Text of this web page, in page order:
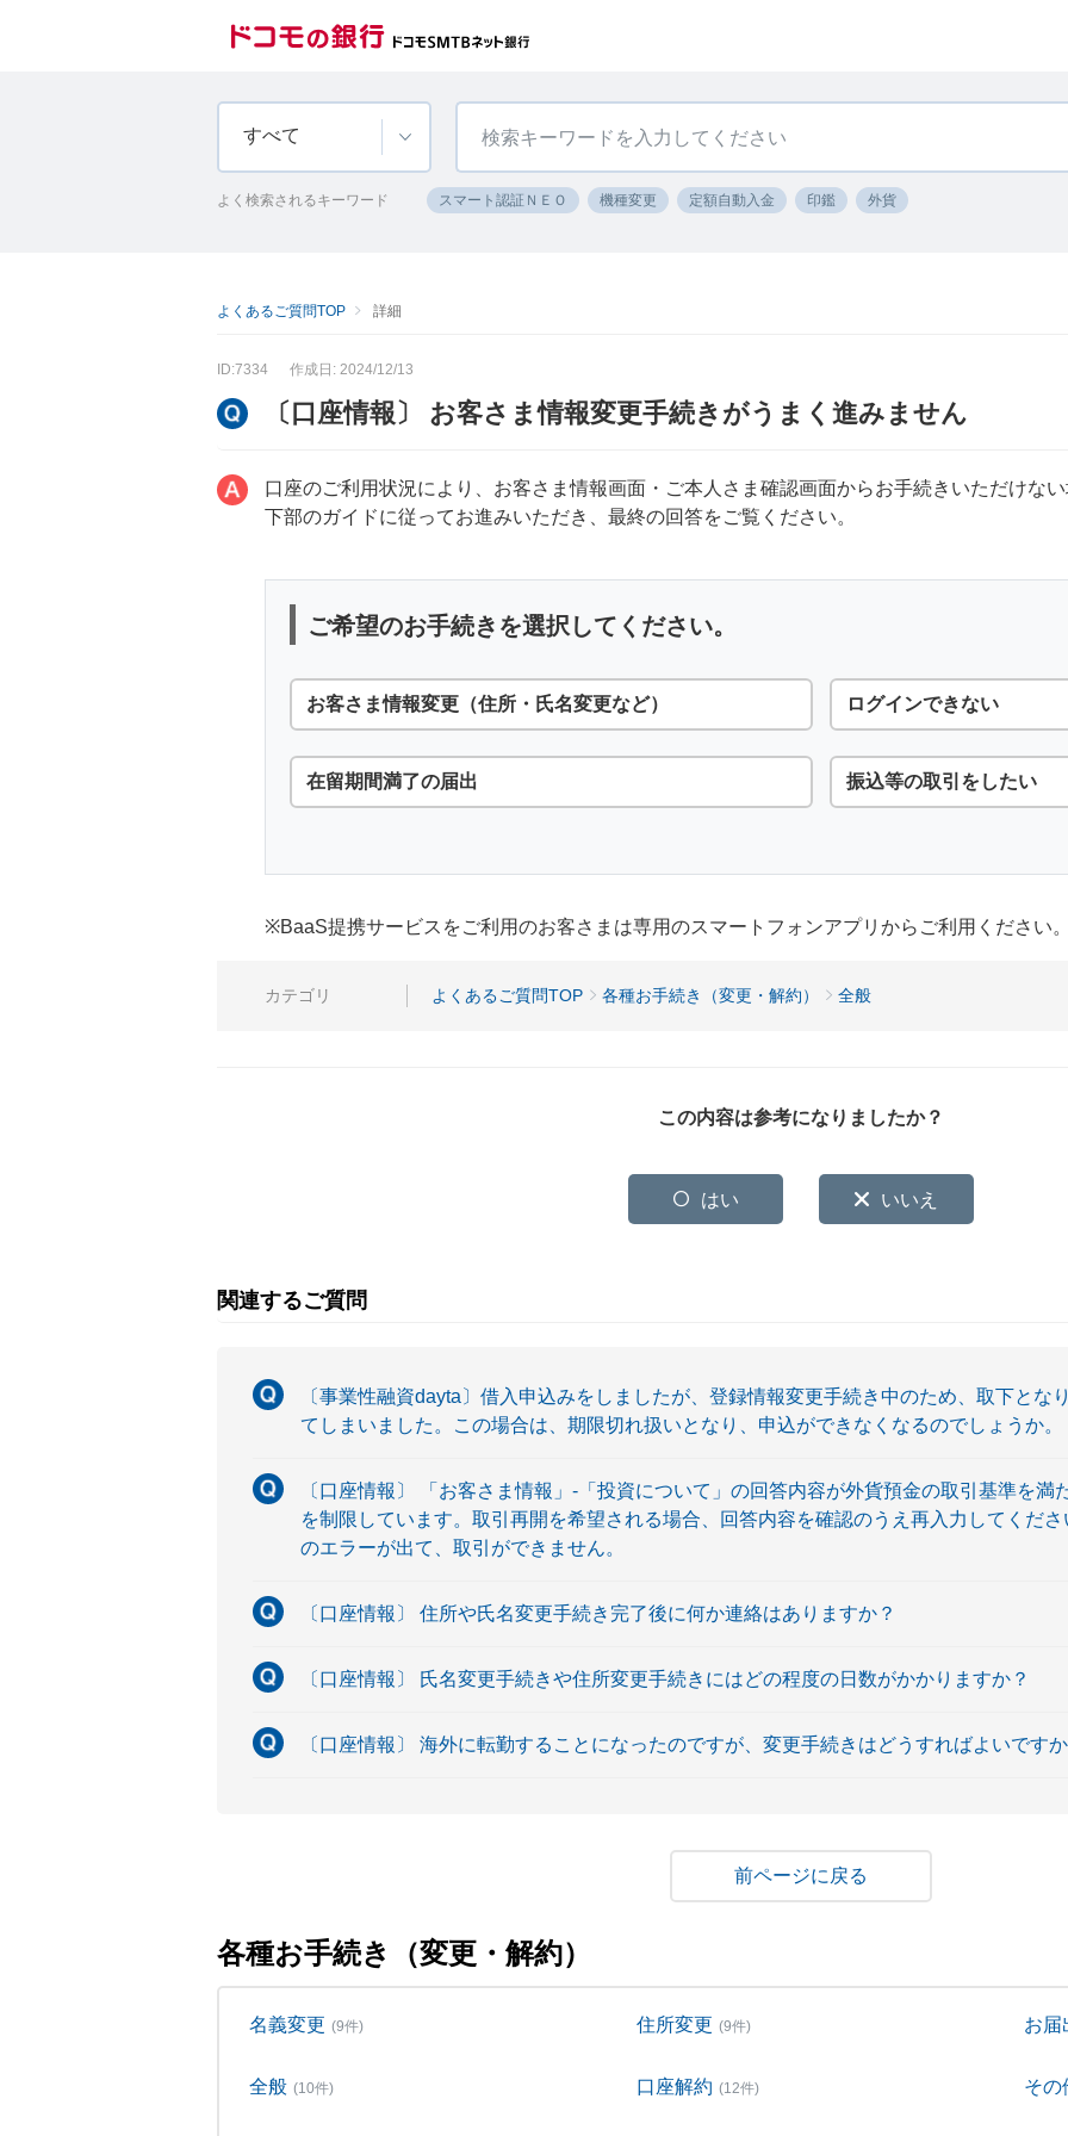
すべて
よく検索されるキーワード スマート認証ＮＥＯ 機種変更 定額自動入金 印鑑 外貨
よくあるご質問TOP 詳細
ID:7334 作成日: 2024/12/13
〔口座情報〕 お客さま情報変更手続きがうまく進みません
口座のご利用状況により、お客さま情報画面・ご本人さま確認画面からお手続きいただけな
下部のガイドに従ってお進みいただき、最終の回答をご覧ください。
ご希望のお手続きを選択してください。
お客さま情報変更（住所・氏名変更など） ログインできない
在留期間満了の届出 振込等の取引をしたい
※BaaS提携サービスをご利用のお客さまは専用のスマートフォンアプリからご利用ください
カテゴリ よくあるご質問TOP 各種お手続き（変更・解約） 全般
この内容は参考になりましたか？
はい いいえ
関連するご質問
〔事業性融資dayta〕借入申込みをしましたが、登録情報変更手続き中のため、取下とな
てしまいました。この場合は、期限切れ扱いとなり、申込ができなくなるのでしょうか。
〔口座情報〕 「お客さま情報」-「投資について」の回答内容が外貨預金の取引基準を満
を制限しています。取引再開を希望される場合、回答内容を確認のうえ再入力してくだ
のエラーが出て、取引ができません。
〔口座情報〕 住所や氏名変更手続き完了後に何か連絡はありますか？
〔口座情報〕 氏名変更手続きや住所変更手続きにはどの程度の日数がかかりますか？
〔口座情報〕 海外に転勤することになったのですが、変更手続きはどうすればよいです
戻る
各種お手続き（変更・解約）
名義変更 (9件) 住所変更 (9件) お届
全般 (10件) 口座解約 (12件) その